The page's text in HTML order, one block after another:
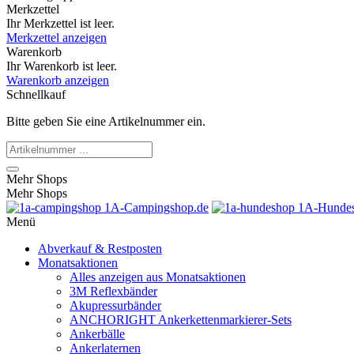
Merkzettel
Ihr Merkzettel ist leer.
Merkzettel anzeigen
Warenkorb
Ihr Warenkorb ist leer.
Warenkorb anzeigen
Schnellkauf
Bitte geben Sie eine Artikelnummer ein.
Mehr Shops
Mehr Shops
1A-Campingshop.de
1A-
Menü
Abverkauf & Restposten
Monatsaktionen
Alles anzeigen aus Monatsaktionen
3M Reflexbänder
Akupressurbänder
ANCHORIGHT Ankerkettenmarkierer-Sets
Ankerbälle
Ankerlaternen